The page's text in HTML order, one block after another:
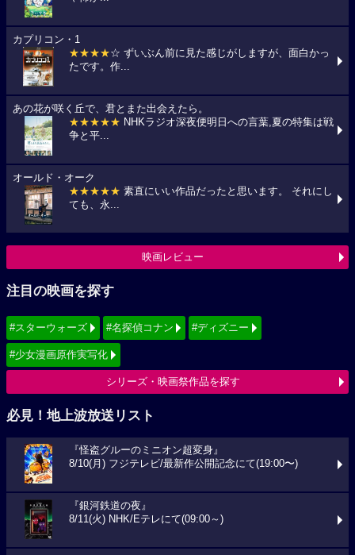
カプリコン・1
★★★★☆ ずいぶん前に見た感じがしますが、面白かっ
たです。作...
あの花が咲く丘で、君とまた出会えたら。
★★★★★ NHKラジオ深夜便明日への言葉,夏の特集は戦
争と平...
オールド・オーク
★★★★★ 素直にいい作品だったと思います。 それにし
ても、永...
映画レビュー
注目の映画を探す
#スターウォーズ #名探偵コナン #ディズニー
#少女漫画原作実写化
シリーズ・映画祭作品を探す
必見！地上波放送リスト
『怪盗グルーのミニオン超変身』
8/10(月) フジテレビ/最新作公開記念にて(19:00〜)
『銀河鉄道の夜』
8/11(火) NHK/Eテレにて(09:00～)